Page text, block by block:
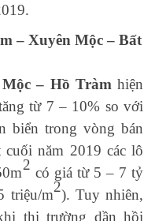
– Xuyên Mộc – Bất
– Hồ Tràm hiện
từ 7 – 10% so với
biển trong vòng bán
năm 2019 các lô
2 có giá từ 5 – 7 tỷ
triệu/m2). Tuy nhiên,
thị trường dần hồi